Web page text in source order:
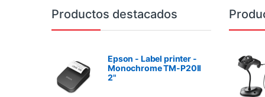
Brands Carousel
Productos destacados
Epson - Label printer -
Monochrome TM-P20II
2"